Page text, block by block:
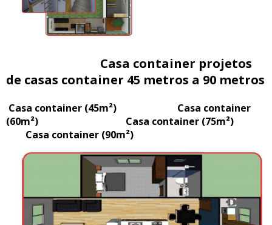
Casa container projetos
de casas container 45 metros a 90 metros
Casa container (45m²) Casa container
(60m²) Casa container (75m²)
Casa container (90m²)